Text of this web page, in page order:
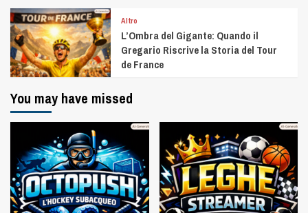
Altro
L’Ombra del Gigante: Quando il
Gregario Riscrive la Storia del Tour
de France
You may have missed